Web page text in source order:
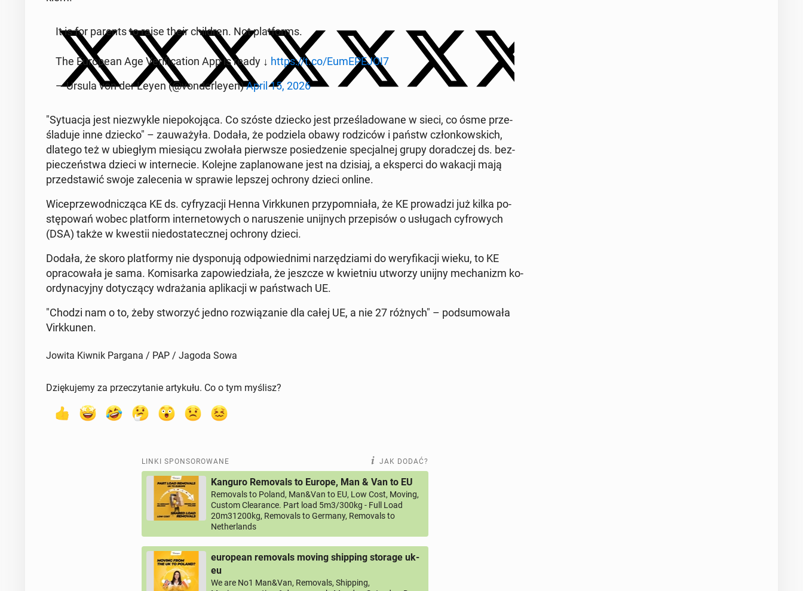
It is for parents to raise their chil­dren. Not plat­forms.
The Eu­ro­pe­an Age Ve­ri­fi­ca­tion App is ready ↓ https://t.co/Eu­mE­PE­JOI7
— Ursula von der Leyen (@von­der­ley­en)April 15, 2026
"Sy­tu­acja jest nie­zwy­kle nie­po­ko­ją­ca. Co szóste dziecko jest prze­śla­do­wa­ne w sieci, co ósme prze­
śla­du­je inne dziecko" – za­uwa­ży­ła. Dodała, że po­dzie­la obawy ro­dzi­ców i państw człon­kow­skich,
dlatego też w ubie­głym mie­sią­cu zwołała pierw­sze po­sie­dze­nie spe­cjal­nej grupy do­rad­czej ds. bez­
pie­czeń­stwa dzieci w in­ter­ne­cie. Kolejne za­pla­no­wa­ne jest na dzisiaj, a eks­per­ci do wakacji mają
przed­sta­wić swoje za­le­ce­nia w sprawie lepszej ochrony dzieci online.
Wi­ce­prze­wod­ni­czą­ca KE ds. cy­fry­za­cji Henna Virk­ku­nen przy­po­mnia­ła, że KE pro­wa­dzi już kilka po­
stę­po­wań wobec plat­form in­ter­ne­to­wych o na­ru­sze­nie unij­nych prze­pi­sów o usłu­gach cy­fro­wych
(DSA) także w kwestii nie­do­sta­tecz­nej ochrony dzieci.
Dodała, że skoro plat­for­my nie dys­po­nu­ją od­po­wied­ni­mi na­rzę­dzia­mi do we­ry­fi­ka­cji wieku, to KE
opra­co­wa­ła je sama. Ko­mi­sar­ka za­po­wie­dzia­ła, że jeszcze w kwiet­niu utworzy unijny me­cha­nizm ko­
or­dy­na­cyj­ny do­ty­czą­cy wdra­ża­nia apli­ka­cji w pań­stwach UE.
"Chodzi nam o to, żeby stwo­rzyć jedno roz­wią­za­nie dla całej UE, a nie 27 różnych" – pod­su­mo­wa­ła
Virk­ku­nen.
Jowita Kiwnik Pargana / PAP / Jagoda Sowa
Dziękujemy za przeczytanie artykułu. Co o tym myślisz?
LINKI SPONSOROWANE JAK DODAĆ?
Kanguro Removals to Europe, Man & Van to EU
Removals to Poland, Man&Van to EU, Low Cost, Moving,
Custom Clearance. Part load 5m3/300kg - Full Load
20m31200kg, Removals to Germany, Removals to
Netherlands
european removals moving shipping storage uk-
eu
We are No1 Man&Van, Removals, Shipping,